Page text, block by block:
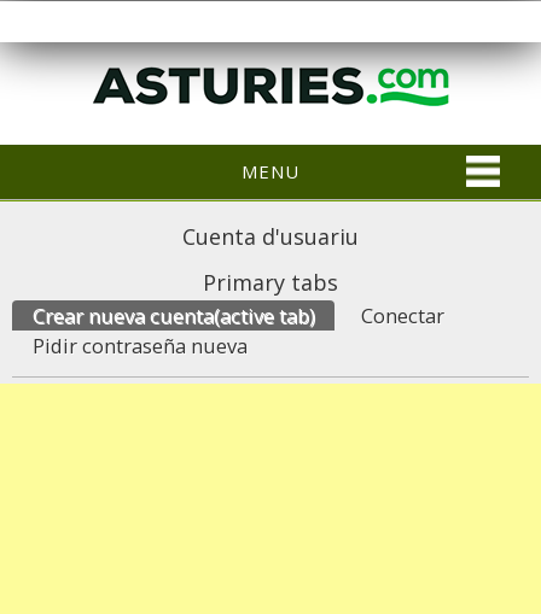
MENU
Cuenta d'usuariu
Primary tabs
Crear nueva cuenta(active tab)
Conectar
Pidir contraseña nueva